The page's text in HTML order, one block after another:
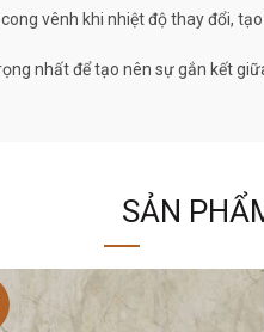
vênh khi nhiệt độ thay đổi,
nhất để tạo nên sự gắn kết
SẢN